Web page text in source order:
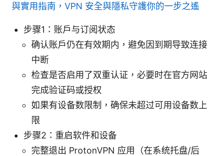
與實用指南，VPN 安全與隱私守護你的一步之遙
步骤1：账户与订阅状态
确认账户仍在有效期内，避免因到期导致连接
中断
检查是否启用了双重认证，必要时在官方网站
完成验证码或授权
如果有设备数限制，确保未超过可用设备数上
限
步骤2：重启软件和设备
完整退出 ProtonVPN 应用（在系统托盘/后